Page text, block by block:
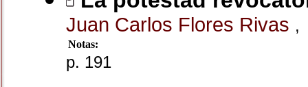
Juan Carlos Flores Rivas ,
Notas:
p. 191